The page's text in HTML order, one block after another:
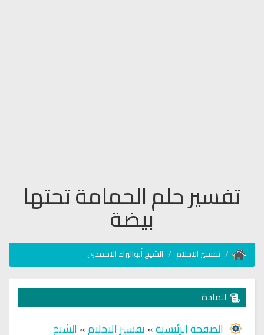
تفسير حلم الحمامة تحتها
بيضة
تفسير الاحلام الشيخ أبوالبراء الاحمدي
المادة
الصفحة الرئيسية»تفسير الاحلام»الشيخ